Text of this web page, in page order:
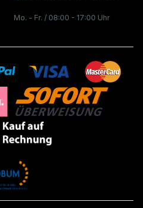
Mo. - Fr. / 08:00 - 17:00 Uhr